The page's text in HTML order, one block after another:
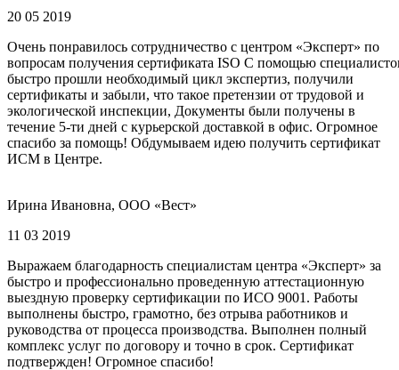
20 05 2019
Очень понравилось сотрудничество с центром «Эксперт» по
вопросам получения сертификата ISO С помощью
быстро прошли необходимый цикл экспертиз, получили
сертификаты и забыли, что такое претензии от трудовой и
экологической инспекции, Документы были получены в
течение 5-ти дней с курьерской доставкой в офис. Огромное
спасибо за помощь! Обдумываем идею получить сертификат
ИСМ в Центре.
Ирина Ивановна, ООО «Вест»
11 03 2019
Выражаем благодарность специалистам центра «Эксперт» за
быстро и профессионально проведенную аттестационную
выездную проверку сертификации по ИСО 9001. Работы
выполнены быстро, грамотно, без отрыва работников и
руководства от процесса производства. Выполнен полный
комплекс услуг по договору и точно в срок. Сертификат
подтвержден! Огромное спасибо!